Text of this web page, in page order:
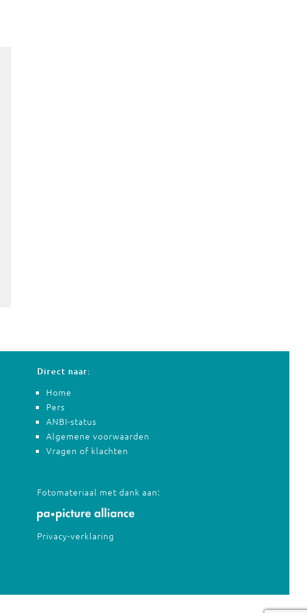
Direct naar:
Home
Pers
ANBI-status
Algemene voorwaarden
Vragen of klachten
Fotomateriaal met dank aan:
Privacy-verklaring